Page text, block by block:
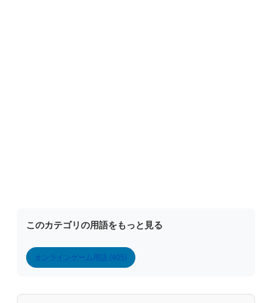
このカテゴリの用語をもっと見る
オンラインゲーム用語 (405)